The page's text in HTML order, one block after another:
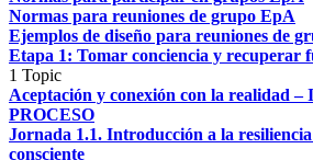
Normas para reuniones de grupo EpA
Ejemplos de diseño para reuniones de
Etapa 1: Tomar conciencia y recuperar
1 Topic
Aceptación y conexión con la realidad
PROCESO
Jornada 1.1. Introducción a la
consciente